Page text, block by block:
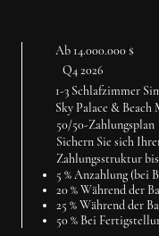
Ab 14.000.000 $
Q4 2026
1-3 Schlafzimmer
Sky Palace & Beach
50/50-Zahlungsplan
Sichern Sie sich
Zahlungsstruktur
5 %Anzahlung (bei
20 %Während der
25 %Während der
50 % Bei